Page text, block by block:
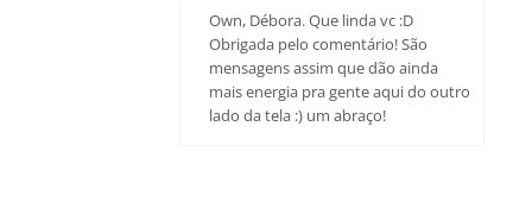
Own, Débora. Que linda vc :D
Obrigada pelo comentário! São
mensagens assim que dão ainda
mais energia pra gente aqui do outro
lado da tela :) um abraço!